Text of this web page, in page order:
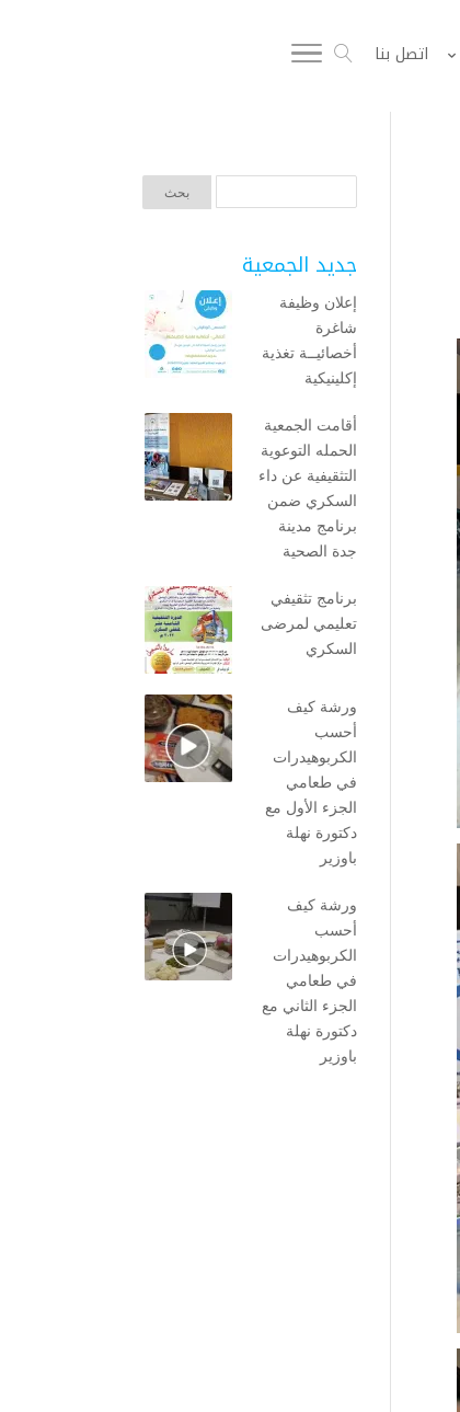
اتصل بنا
جديد الجمعية
إعلان وظيفة
شاغرة
أخصائيــة تغذية
إكلينيكية
أقامت الجمعية
الحمله التوعوية
التثقيفية عن داء
السكري ضمن
برنامج مدينة
جدة الصحية
برنامج تثقيفي
تعليمي لمرضى
السكري
ورشة كيف
أحسب
الكربوهيدرات
في طعامي
الجزء الأول مع
دكتورة نهلة
باوزير
ورشة كيف
أحسب
الكربوهيدرات
في طعامي
الجزء الثاني مع
دكتورة نهلة
باوزير